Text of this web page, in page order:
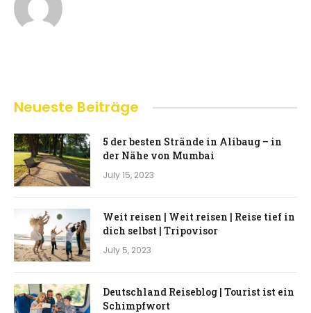
Neueste Beiträge
5 der besten Strände in Alibaug – in
der Nähe von Mumbai
July 15, 2023
Weit reisen | Weit reisen | Reise tief in
dich selbst | Tripovisor
July 5, 2023
Deutschland Reiseblog | Tourist ist ein
Schimpfwort